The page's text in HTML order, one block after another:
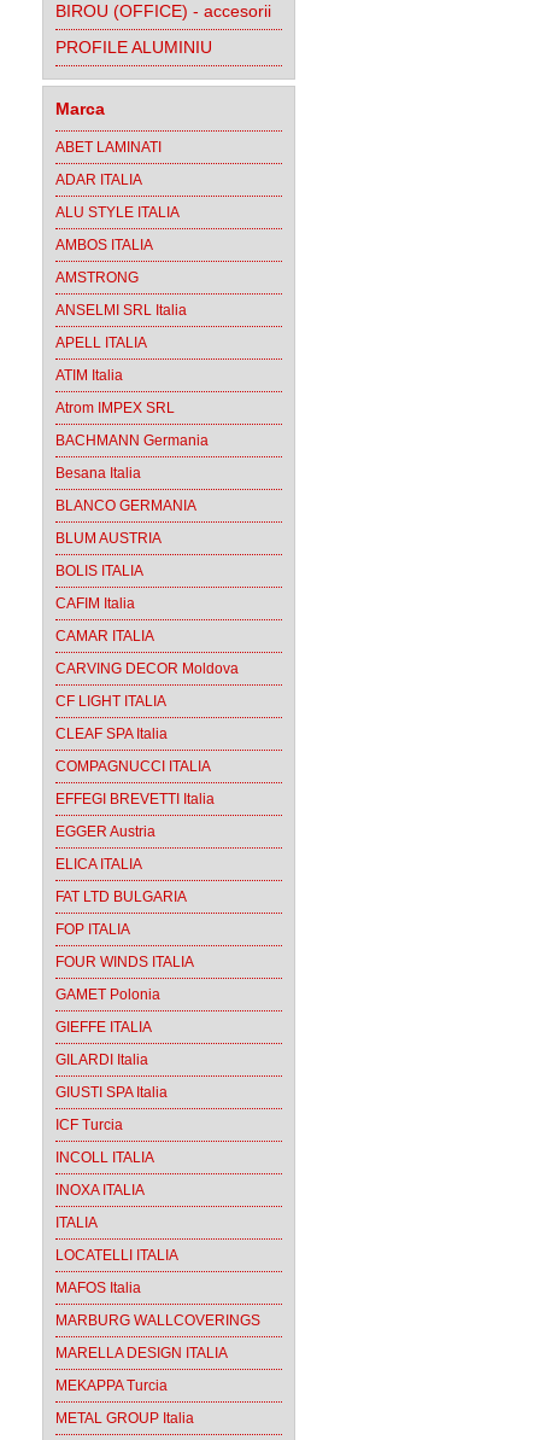
BIROU (OFFICE) - accesorii
PROFILE ALUMINIU
Marca
ABET LAMINATI
ADAR ITALIA
ALU STYLE ITALIA
AMBOS ITALIA
AMSTRONG
ANSELMI SRL Italia
APELL ITALIA
ATIM Italia
Atrom IMPEX SRL
BACHMANN Germania
Besana Italia
BLANCO GERMANIA
BLUM AUSTRIA
BOLIS ITALIA
CAFIM Italia
CAMAR ITALIA
CARVING DECOR Moldova
CF LIGHT ITALIA
CLEAF SPA Italia
COMPAGNUCCI ITALIA
EFFEGI BREVETTI Italia
EGGER Austria
ELICA ITALIA
FAT LTD BULGARIA
FOP ITALIA
FOUR WINDS ITALIA
GAMET Polonia
GIEFFE ITALIA
GILARDI Italia
GIUSTI SPA Italia
ICF Turcia
INCOLL ITALIA
INOXA ITALIA
ITALIA
LOCATELLI ITALIA
MAFOS Italia
MARBURG WALLCOVERINGS
MARELLA DESIGN ITALIA
MEKAPPA Turcia
METAL GROUP Italia